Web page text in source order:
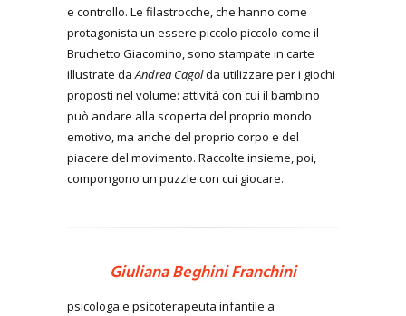
e controllo. Le filastrocche, che hanno come
protagonista un essere piccolo piccolo come il
Bruchetto Giacomino, sono stampate in carte
illustrate da Andrea Cagolda utilizzare per i giochi
proposti nel volume: attività con cui il bambino
può andare alla scoperta del proprio mondo
emotivo, ma anche del proprio corpo e del
piacere del movimento. Raccolte insieme, poi,
compongono un puzzle con cui giocare.
Giuliana Beghini Franchini
psicologa e psicoterapeuta infantile a